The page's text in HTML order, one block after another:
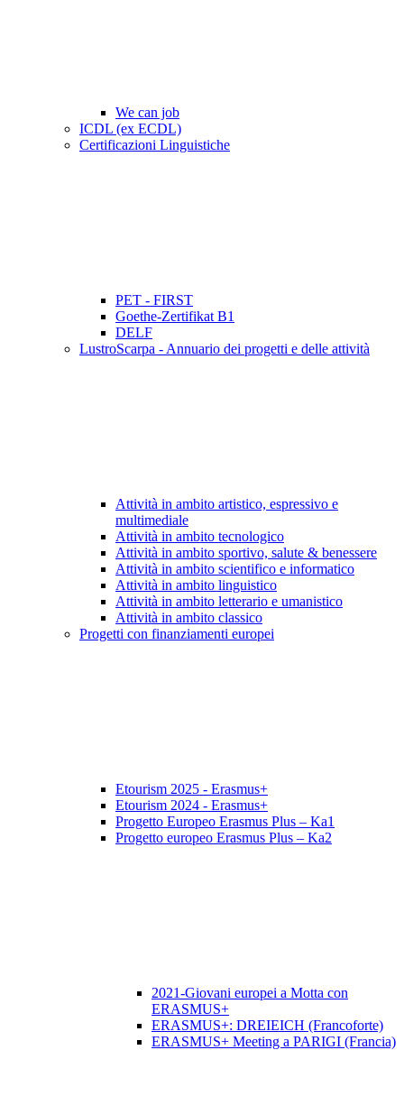
We can job
ICDL (ex ECDL)
Certificazioni Linguistiche
PET - FIRST
Goethe-Zertifikat B1
DELF
LustroScarpa - Annuario dei progetti e delle attività
Attività in ambito artistico, espressivo e
multimediale
Attività in ambito tecnologico
Attività in ambito sportivo, salute & benessere
Attività in ambito scientifico e informatico
Attività in ambito linguistico
Attività in ambito letterario e umanistico
Attività in ambito classico
Progetti con finanziamenti europei
Etourism 2025 - Erasmus+
Etourism 2024 - Erasmus+
Progetto Europeo Erasmus Plus – Ka1
Progetto europeo Erasmus Plus – Ka2
2021-Giovani europei a Motta con
ERASMUS+
ERASMUS+: DREIEICH (Francoforte)
ERASMUS+ Meeting a PARIGI (Francia)